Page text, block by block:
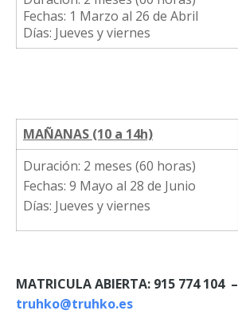
Fechas: 1 Marzo al 26 de Abril
Días: Jueves y viernes
MAÑANAS (10 a 14h)
Duración: 2 meses (60 horas)
Fechas: 9 Mayo al 28 de Junio
Días: Jueves y viernes
MATRICULA ABIERTA: 915 774 104 –
truhko@truhko.es